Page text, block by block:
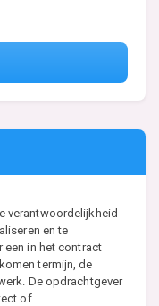
verantwoordelijkheid
en te
een in het contract
termijn, de
De opdrachtgever
of